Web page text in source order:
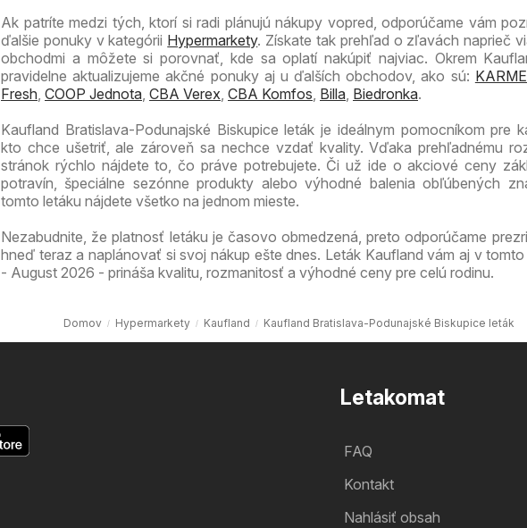
Ak patríte medzi tých, ktorí si radi plánujú nákupy vopred, odporúčame vám
ďalšie ponuky v kategórii Hypermarkety. Získate tak prehľad o zľavách naprieč
obchodmi a môžete si porovnať, kde sa oplatí nakúpiť najviac. Okrem
pravidelne aktualizujeme akčné ponuky aj u ďalších obchodov, ako sú:
Fresh COOP Jednota CBA Verex CBA Komfos Billa Biedronka.
Kaufland Bratislava-Podunajské Biskupice leták je ideálnym pomocníkom pre
kto chce ušetriť, ale zároveň sa nechce vzdať kvality. Vďaka prehľadnému
stránok rýchlo nájdete to, čo práve potrebujete. Či už ide o akciové ceny
potravín, špeciálne sezónne produkty alebo výhodné balenia obľúbených
tomto letáku nájdete všetko na jednom mieste.
Nezabudnite, že platnosť letáku je časovo obmedzená, preto odporúčame
hneď teraz a naplánovať si svoj nákup ešte dnes. Leták Kaufland vám aj v tomto
- August 2026 - prináša kvalitu, rozmanitosť a výhodné ceny pre celú rodinu.
Domov Hypermarkety Kaufland Kaufland Bratislava-Podunajské Biskupice leták
Letakomat
FAQ
Kontakt
Nahlásiť obsah